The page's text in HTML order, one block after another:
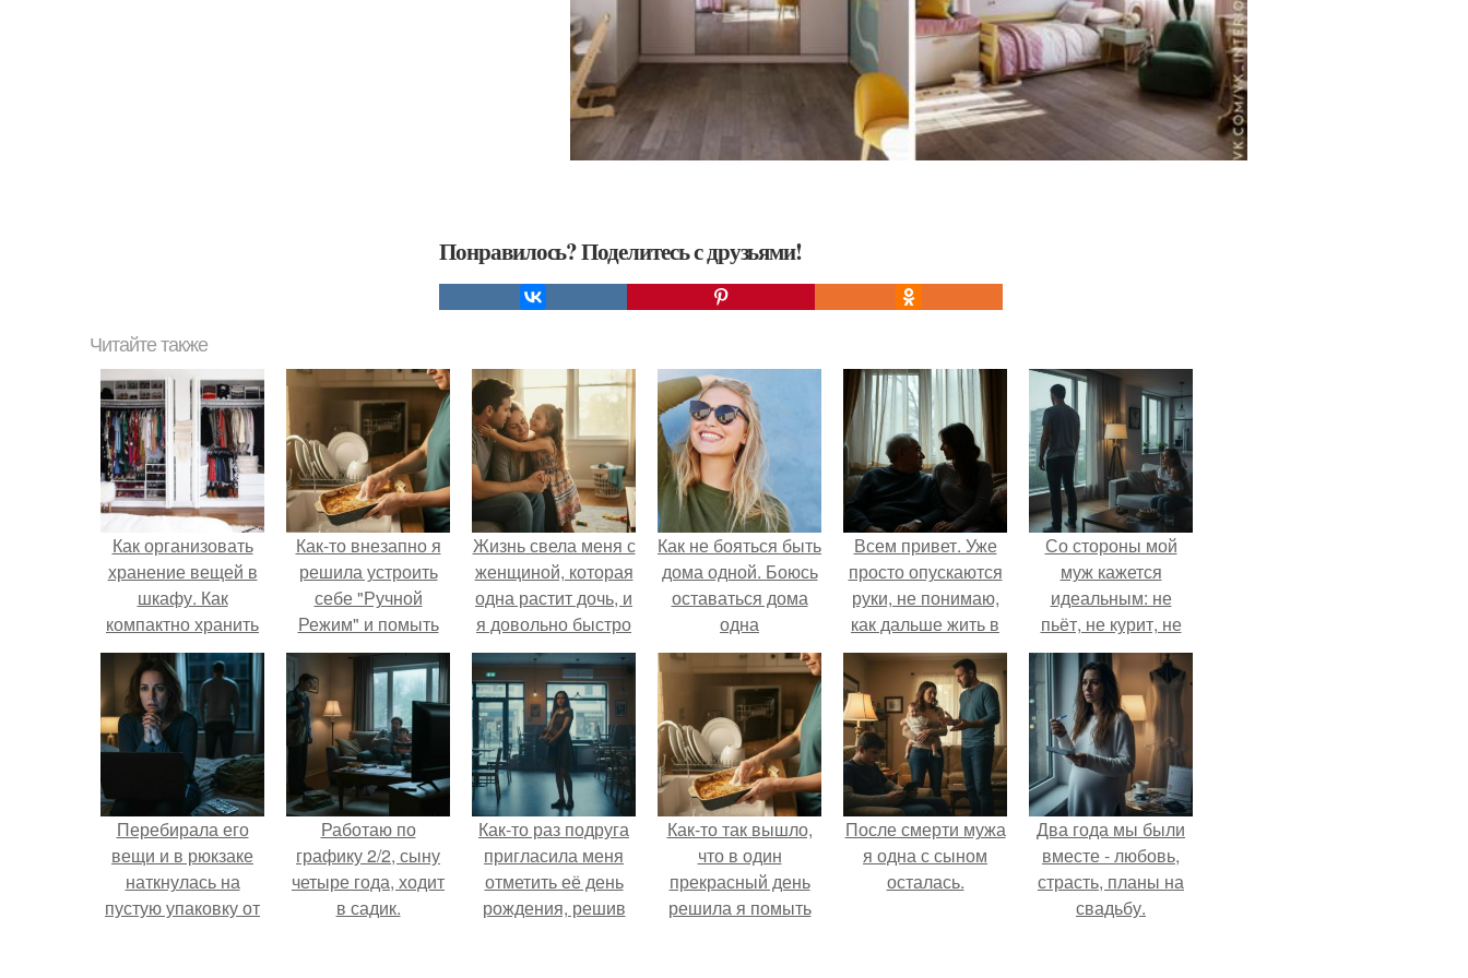
Понравилось? Поделитесь с друзьями!
Читайте также
Как организовать
хранение вещей в
шкафу. Как
компактно хранить
одежду в шкафу
Как-то внезапно я
решила устроить
себе "Ручной
Режим" и помыть
посуду без помощи
техники.
Жизнь свела меня с
женщиной, которая
одна растит дочь, и
я довольно быстро
привязался к ним
обеим.
Как не бояться быть
дома одной. Боюсь
оставаться дома
одна
Всем привет. Уже
просто опускаются
руки, не понимаю,
как дальше жить в
этой ситуации.
Со стороны мой
муж кажется
идеальным: не
пьёт, не курит, не
даёт поводов для
ревности, с
ребёнком
справляется
отлично, да и
готовит лучше
многих.
Перебирала его
вещи и в рюкзаке
наткнулась на
пустую упаковку от
Работаю по
графику 2/2, сыну
четыре года, ходит
в садик.
Как-то раз подруга
пригласила меня
отметить её день
рождения, решив
Как-то так вышло,
что в один
прекрасный день
решила я помыть
После смерти мужа
я одна с сыном
осталась.
Два года мы были
вместе - любовь,
страсть, планы на
свадьбу.